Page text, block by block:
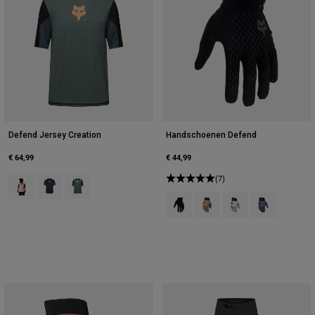
Defend Jersey Creation
€ 64,99
Product swatch type of Blush Roze.
Product swatch type of Galaxy Blue.
Product swatch type of Salie groen.
Handschoenen Defend
€ 44,99
(7)
Product swatch type of Zwart.
Product swatch type of
Product swatch
Product